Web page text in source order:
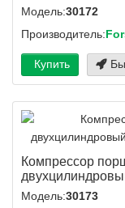
Модель:30172
Производитель:
Купить
Компрессор
Модель:30173